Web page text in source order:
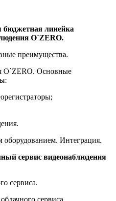
бюджетная линейка
O`ZERO.
преимущества.
O`ZERO. Основные
оборудованием. Интеграция.
сервис видеонаблюдения
сервиса.
сервиса.